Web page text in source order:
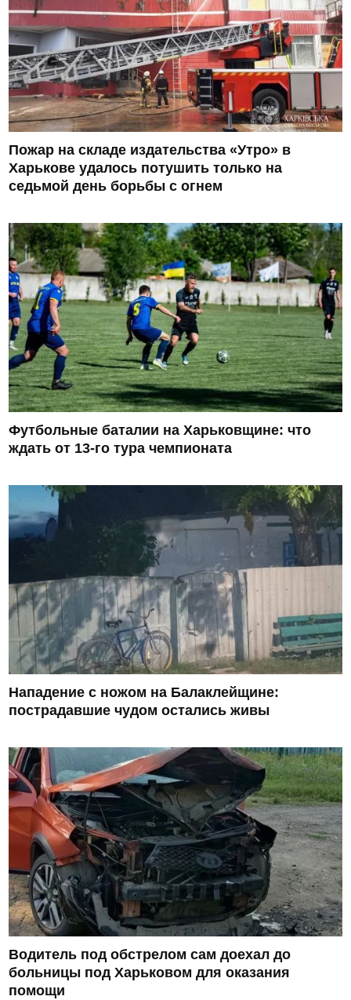
Пожар на складе издательства «Утро» в
Харькове удалось потушить только на
седьмой день борьбы с огнем
Футбольные баталии на Харьковщине: что
ждать от 13-го тура чемпионата
Нападение с ножом на Балаклейщине:
пострадавшие чудом остались живы
Водитель под обстрелом сам доехал до
больницы под Харьковом для оказания
помощи